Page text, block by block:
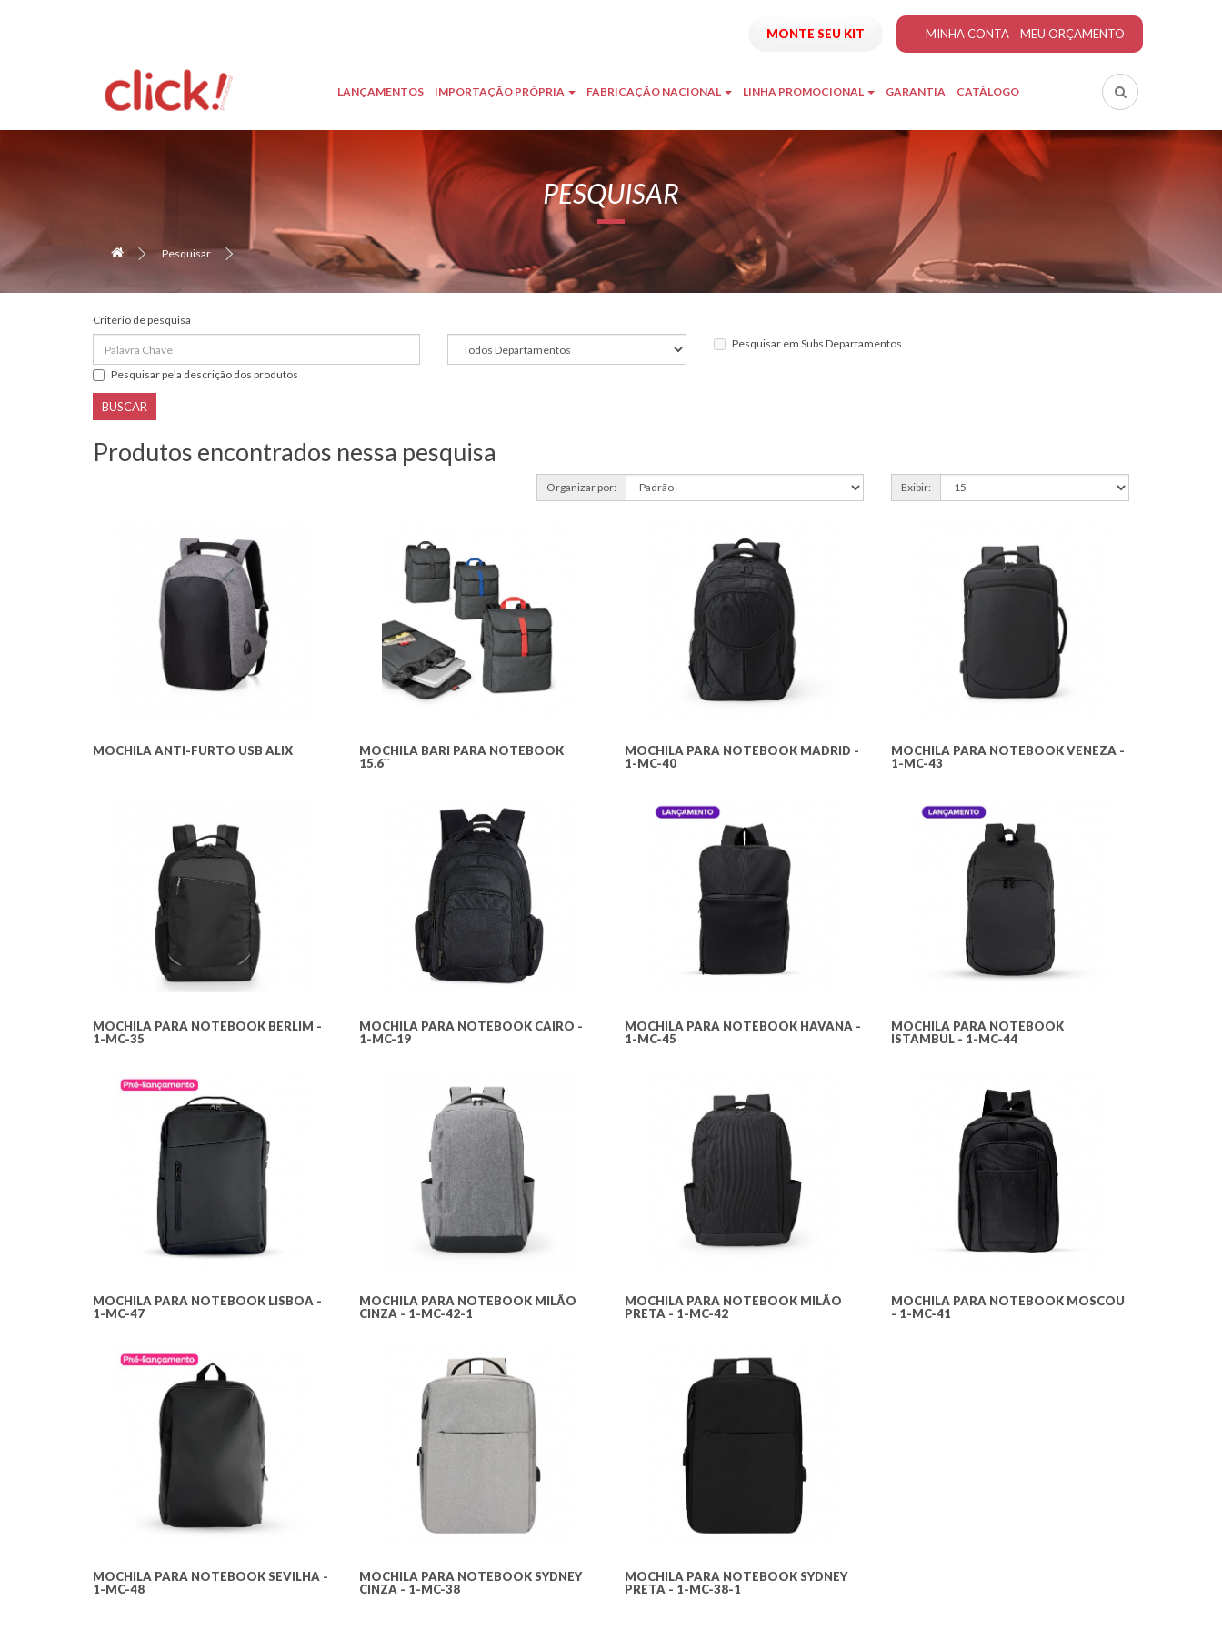
MINHA CONTA MEU ORÇAMENTO
MONTE SEU KIT
LANÇAMENTOS IMPORTAÇÃO PRÓPRIA FABRICAÇÃO NACIONAL LINHA PROMOCIONAL GARANTIA CATÁLOGO
PESQUISAR
Pesquisar
Critério de pesquisa
Pesquisar em Subs Departamentos
Pesquisar pela descrição dos produtos
Produtos encontrados nessa pesquisa
Organizar por: Exibir:
MOCHILA ANTI-FURTO USB ALIX
MOCHILA BARI PARA NOTEBOOK
15.6``
MOCHILA PARA NOTEBOOK MADRID -
1-MC-40
MOCHILA PARA NOTEBOOK VENEZA -
1-MC-43
MOCHILA PARA NOTEBOOK BERLIM -
1-MC-35
MOCHILA PARA NOTEBOOK CAIRO -
1-MC-19
MOCHILA PARA NOTEBOOK HAVANA -
1-MC-45
MOCHILA PARA NOTEBOOK
ISTAMBUL - 1-MC-44
MOCHILA PARA NOTEBOOK LISBOA -
1-MC-47
MOCHILA PARA NOTEBOOK MILÃO
CINZA - 1-MC-42-1
MOCHILA PARA NOTEBOOK MILÃO
PRETA - 1-MC-42
MOCHILA PARA NOTEBOOK MOSCOU
- 1-MC-41
MOCHILA PARA NOTEBOOK SEVILHA -
1-MC-48
MOCHILA PARA NOTEBOOK SYDNEY
CINZA - 1-MC-38
MOCHILA PARA NOTEBOOK SYDNEY
PRETA - 1-MC-38-1